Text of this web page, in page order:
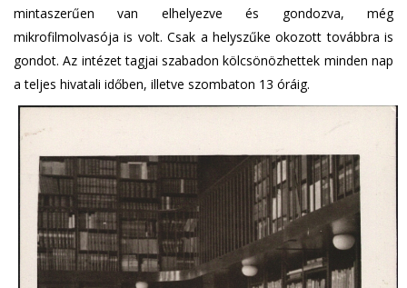
mintaszerűen van elhelyezve és gondozva, még
mikrofilmolvasója is volt. Csak a helyszűke okozott továbbra is
gondot. Az intézet tagjai szabadon kölcsönözhettek minden nap
a teljes hivatali időben, illetve szombaton 13 óráig.